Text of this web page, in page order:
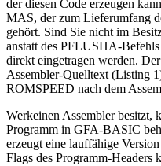
der diesen Code erzeugen
MAS, der zum Lieferumfang
gehört. Sind Sie nicht im
anstatt des PFLUSHA-
direkt eingetragen werden.
Assembler-Quelltext (Listing
ROMSPEED nach dem
Werkeinen Assembler besitzt,
Programm in GFA-BASIC
erzeugt eine lauffähige
Flags des Programm-Headers